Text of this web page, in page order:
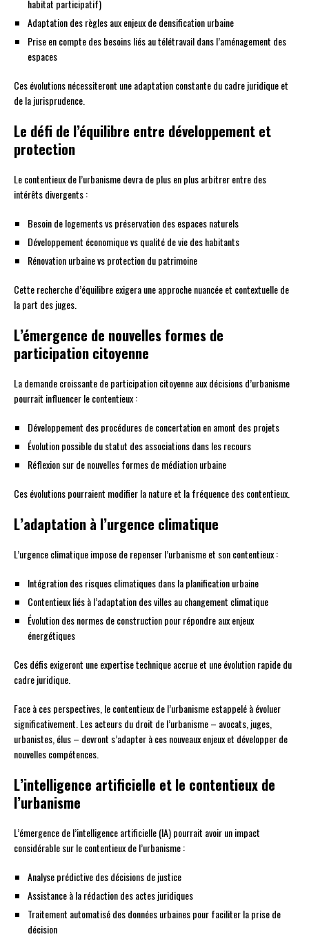
habitat participatif)
Adaptation des règles aux enjeux de densification urbaine
Prise en compte des besoins liés au télétravail dans l’aménagement des
espaces
Ces évolutions nécessiteront une adaptation constante du cadre juridique et
de la jurisprudence.
Le défi de l’équilibre entre développement et
protection
Le contentieux de l’urbanisme devra de plus en plus arbitrer entre des
intérêts divergents :
Besoin de logements vs préservation des espaces naturels
Développement économique vs qualité de vie des habitants
Rénovation urbaine vs protection du patrimoine
Cette recherche d’équilibre exigera une approche nuancée et contextuelle de
la part des juges.
L’émergence de nouvelles formes de
participation citoyenne
La demande croissante de participation citoyenne aux décisions d’urbanisme
pourrait influencer le contentieux :
Développement des procédures de concertation en amont des projets
Évolution possible du statut des associations dans les recours
Réflexion sur de nouvelles formes de médiation urbaine
Ces évolutions pourraient modifier la nature et la fréquence des contentieux.
L’adaptation à l’urgence climatique
L’urgence climatique impose de repenser l’urbanisme et son contentieux :
Intégration des risques climatiques dans la planification urbaine
Contentieux liés à l’adaptation des villes au changement climatique
Évolution des normes de construction pour répondre aux enjeux
énergétiques
Ces défis exigeront une expertise technique accrue et une évolution rapide du
cadre juridique.
Face à ces perspectives, le contentieux de l’urbanisme estappelé à évoluer
significativement. Les acteurs du droit de l’urbanisme – avocats, juges,
urbanistes, élus – devront s’adapter à ces nouveaux enjeux et développer de
nouvelles compétences.
L’intelligence artificielle et le contentieux de
l’urbanisme
L’émergence de l’intelligence artificielle (IA) pourrait avoir un impact
considérable sur le contentieux de l’urbanisme :
Analyse prédictive des décisions de justice
Assistance à la rédaction des actes juridiques
Traitement automatisé des données urbaines pour faciliter la prise de
décision